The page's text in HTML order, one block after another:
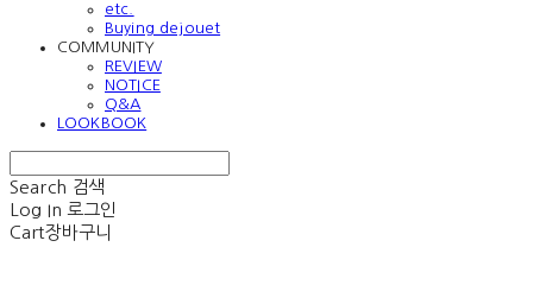
etc.
Buying dejouet
COMMUNITY
REVIEW
NOTICE
Q&A
LOOKBOOK
Search 검색
Log In 로그인
Cart장바구니